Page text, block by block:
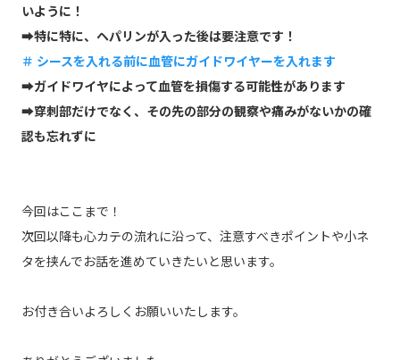
いように！
➡特に特に、ヘパリンが入った後は要注意です！
＃ シースを入れる前に血管にガイドワイヤーを入れます
➡ガイドワイヤによって血管を損傷する可能性があります
➡穿刺部だけでなく、その先の部分の観察や痛みがないかの確
認も忘れずに
今回はここまで！
次回以降も心カテの流れに沿って、注意すべきポイントや小ネ
タを挟んでお話を進めていきたいと思います。
お付き合いよろしくお願いいたします。